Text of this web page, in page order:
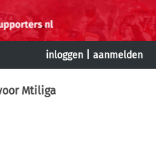
inloggen aanmelden
Mtiliga